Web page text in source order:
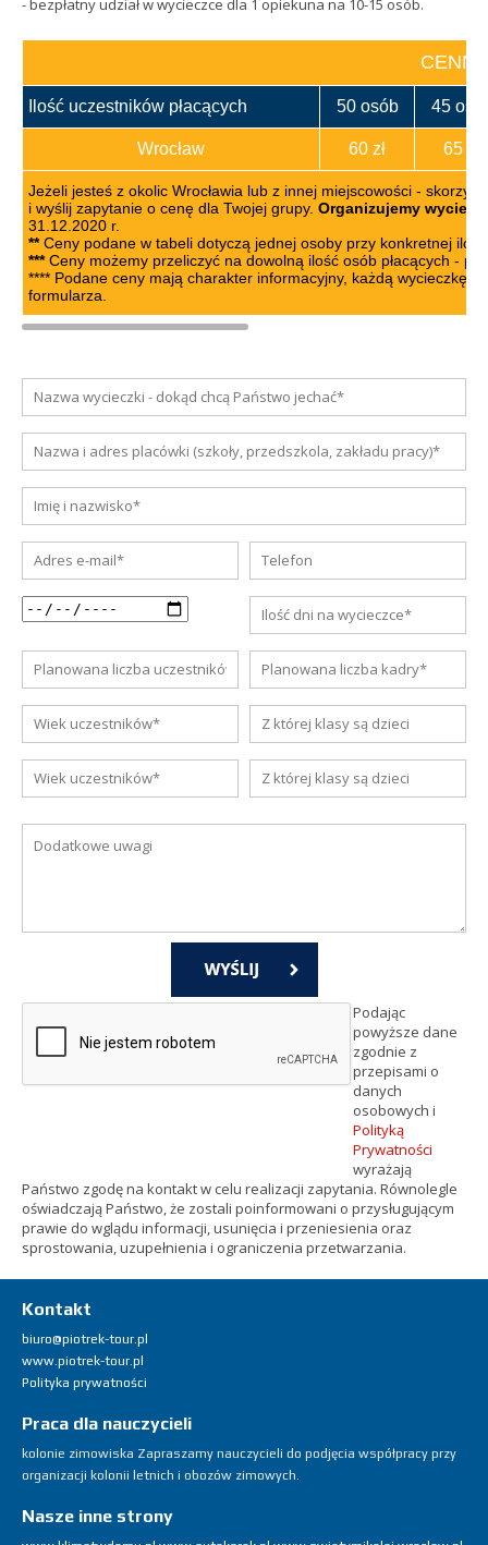
- bezpłatny udział w wycieczce dla 1 opiekuna na 10-15 osób.
Ilość uczestników płacących 50 osób 45
Wrocław 60 zł 65 zł
Jeżeli jesteś z okolic Wrocławia lub z innej miejscowości -
i wyślij zapytanie o cenę dla Twojej grupy. Organizujemy
31.12.2020 r.
**Ceny podane w tabeli dotyczą jednej osoby przy konkretnej
***Ceny możemy przeliczyć na dowolną ilość osób płacących -
**** Podane ceny mają charakter informacyjny, każdą wycieczkę
formularza.
Podając
powyższe dane
zgodnie z
przepisami o
danych
osobowych i
Polityką
Prywatności
wyrażają
Państwo zgodę na kontakt w celu realizacji zapytania. Równolegle
oświadczają Państwo, że zostali poinformowani o przysługującym
prawie do wglądu informacji, usunięcia i przeniesienia oraz
sprostowania, uzupełnienia i ograniczenia przetwarzania.
Kontakt
biuro@piotrek-tour.pl
www.piotrek-tour.pl
Polityka prywatności
Praca dla nauczycieli
kolonie zimowiska Zapraszamy nauczycieli do podjęcia współpracy przy
organizacji kolonii letnich i obozów zimowych.
Nasze inne strony